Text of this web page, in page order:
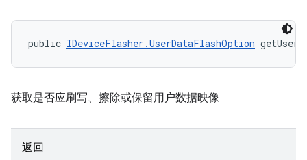
public IDeviceFlasher.UserDataFlashOption
获取是否应刷写、擦除或保留用户数据映像
返回